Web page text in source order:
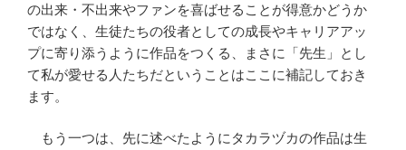
の出来・不出来やファンを喜ばせることが得意かどうか
ではなく、生徒たちの役者としての成長やキャリアアッ
プに寄り添うように作品をつくる、まさに「先生」とし
て私が愛せる人たちだということはここに補記しておき
ます。
もう一つは、先に述べたようにタカラヅカの作品は生